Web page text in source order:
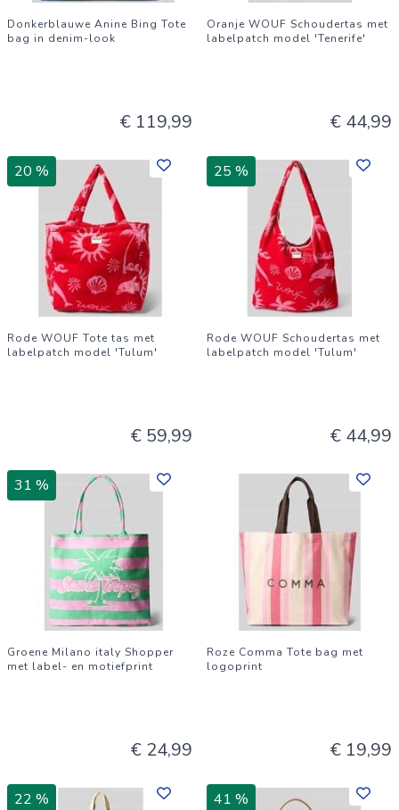
Donkerblauwe Anine Bing Tote
bag in denim-look
€ 119,99
Oranje WOUF Schoudertas met
labelpatch model 'Tenerife'
€ 44,99
20 %
Rode WOUF Tote tas met
labelpatch model 'Tulum'
€ 59,99
25 %
Rode WOUF Schoudertas met
labelpatch model 'Tulum'
€ 44,99
31 %
Groene Milano italy Shopper
met label- en motiefprint
€ 24,99
Roze Comma Tote bag met
logoprint
€ 19,99
22 % 41 %